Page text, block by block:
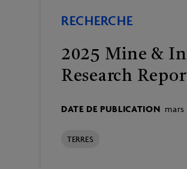
RECHERCHE
2025 Mine &
Research
DATE DE PUBLICATION mars
TERRES